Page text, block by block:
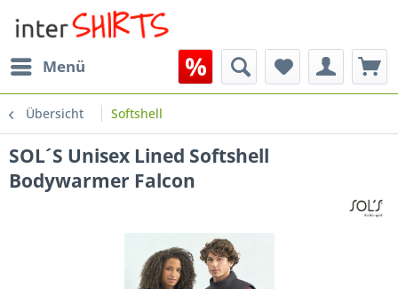
Menü
Übersicht Softshell
SOL´S Unisex Lined Softshell
Bodywarmer Falcon